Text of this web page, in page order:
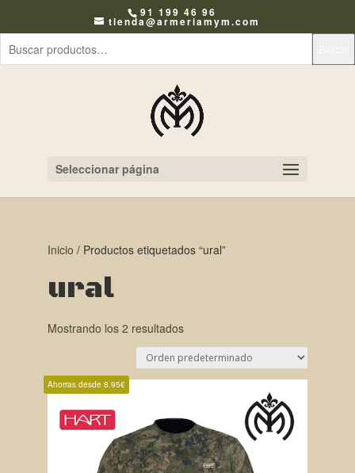
91 199 46 96
tienda@armeriamym.com
Seleccionar página
Inicio / Productos etiquetados “ural”
ural
Mostrando los 2 resultados
Ahorras desde 8.95€